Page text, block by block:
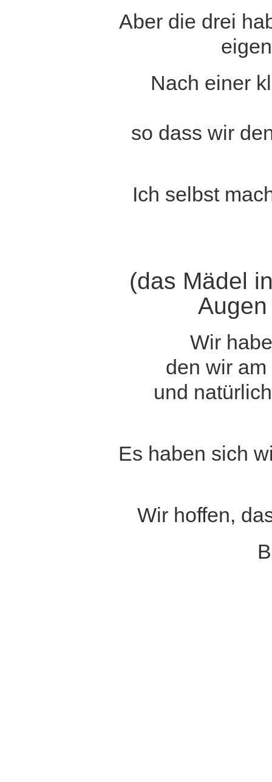
Aber die drei
Nach einer
so dass wir
Ich selbst
(das Mädel
Wir
den wir
und
Es haben sich
Wir hoffen,